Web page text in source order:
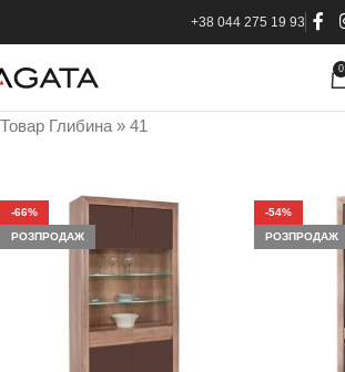
+38 044 275 19 93
0
Товар Глибина » 41
-66%
РОЗПРОДАЖ
-54%
РОЗПРОДАЖ